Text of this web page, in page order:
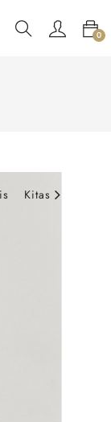
0
Kitas